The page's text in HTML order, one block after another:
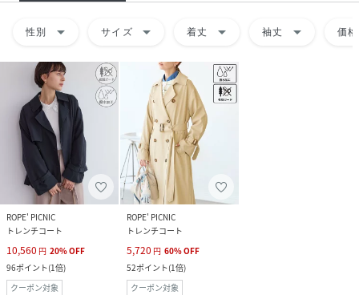
性別 arrow_drop_down サイズ arrow_drop_down 着丈 arrow_drop_down 袖丈 arrow_drop_down 価格
ROPE' PICNIC
トレンチコート
10,560 円 20%OFF
96ポイント(1倍)
クーポン対象
ROPE' PICNIC
トレンチコート
5,720 円 60%OFF
52ポイント(1倍)
クーポン対象